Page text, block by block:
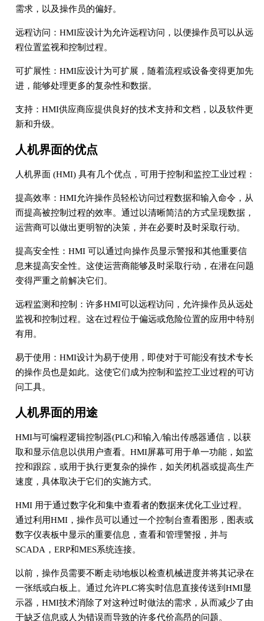
需求，以及操作员的偏好。
远程访问：HMI应设计为允许远程访问，以便操作员可以从远
程位置监视和控制过程。
可扩展性：HMI应设计为可扩展，随着流程或设备变得更加先
进，能够处理更多的复杂性和数据。
支持：HMI供应商应提供良好的技术支持和文档，以及软件更
新和升级。
人机界面的优点
人机界面 (HMI) 具有几个优点，可用于控制和监控工业过程：
提高效率：HMI允许操作员轻松访问过程数据和输入命令，从
而提高被控制过程的效率。通过以清晰简洁的方式呈现数据，
运营商可以做出更明智的决策，并在必要时及时采取行动。
提高安全性：HMI 可以通过向操作员显示警报和其他重要信
息来提高安全性。这使运营商能够及时采取行动，在潜在问题
变得严重之前解决它们。
远程监测和控制：许多HMI可以远程访问，允许操作员从远处
监视和控制过程。这在过程位于偏远或危险位置的应用中特别
有用。
易于使用：HMI设计为易于使用，即使对于可能没有技术专长
的操作员也是如此。这使它们成为控制和监控工业过程的可访
问工具。
人机界面的用途
HMI与可编程逻辑控制器(PLC)和输入/输出传感器通信，以获
取和显示信息以供用户查看。HMI屏幕可用于单一功能，如监
控和跟踪，或用于执行更复杂的操作，如关闭机器或提高生产
速度，具体取决于它们的实施方式。
HMI 用于通过数字化和集中查看者的数据来优化工业过程。
通过利用HMI，操作员可以通过一个控制台查看图形，图表或
数字仪表板中显示的重要信息，查看和管理警报，并与
SCADA，ERP和MES系统连接。
以前，操作员需要不断走动地板以检查机械进度并将其记录在
一张纸或白板上。通过允许PLC将实时信息直接传送到HMI显
示器，HMI技术消除了对这种过时做法的需求，从而减少了由
于缺乏信息或人为错误而导致的许多代价高昂的问题。